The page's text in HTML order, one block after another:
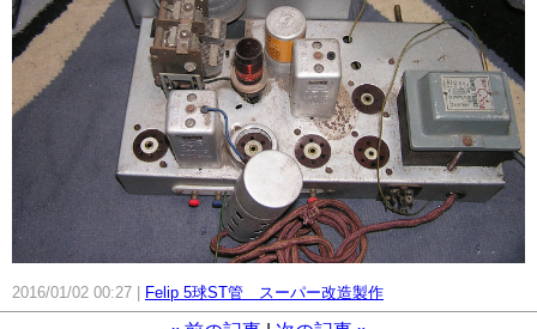
2016/01/02 00:27 Felip 5球ST管 スーパー改造製作